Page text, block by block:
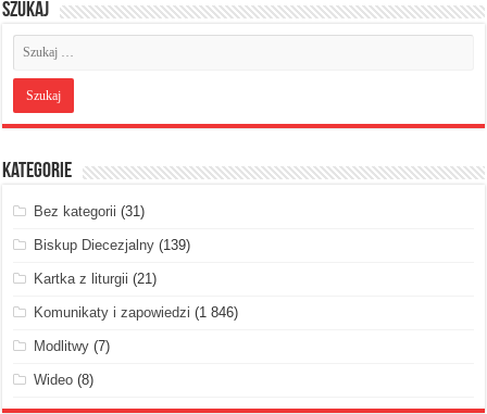
Szukaj
Kategorie
Bez kategorii (31)
Biskup Diecezjalny (139)
Kartka z liturgii (21)
Komunikaty i zapowiedzi (1 846)
Modlitwy (7)
Wideo (8)